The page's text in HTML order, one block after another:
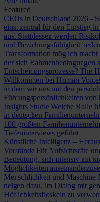
Featured
CEOs in Deutschland 2026 -
einst zentral für den Einstieg
aus. Stattdessen werden
und Beziehungsfähigkeit
Transformation möglich macht
der sich Rahmenbedingungen
Entscheidungsprozesse? The
Willkommen bei Human
in dem wir uns mit den
Führungspersönlichkeiten von
Insights Studie Welche Rolle
in deutschen
100 größten
Tiefeninterviews geführt.
Künstliche Intelligenz –
Vorstände Für Aufsichtsräte
Bedeutung, sich intensiv mit
Möglichkeiten
Menschlichkeit und Maschine
neigen dazu, im Dialog mit
Höflichkeitsfloskeln zu